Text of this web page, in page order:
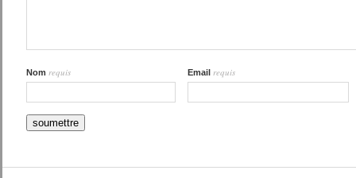
Nom requis Email requis